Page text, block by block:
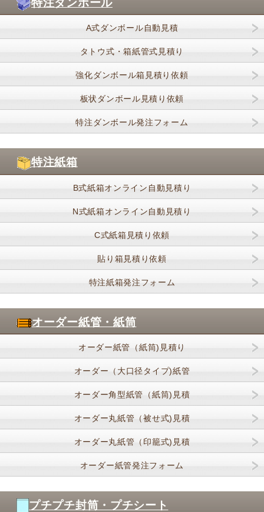
A式ダンボール自動見積
タトウ式・箱紙管式見積り
強化ダンボール箱見積り依頼
板状ダンボール見積り依頼
特注ダンボール発注フォーム
特注紙箱
B式紙箱オンライン自動見積り
N式紙箱オンライン自動見積り
C式紙箱見積り依頼
貼り箱見積り依頼
特注紙箱発注フォーム
オーダー紙管・紙筒
オーダー紙管（紙筒)見積り
オーダー（大口径タイプ)紙管
オーダー角型紙管（紙筒)見積
オーダー丸紙管（被せ式)見積
オーダー丸紙管（印籠式)見積
オーダー紙管発注フォーム
プチプチ封筒・プチシート